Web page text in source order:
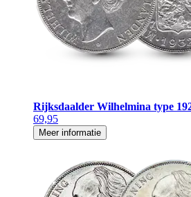
Rijksdaalder Wilhelmina type
69,95
Meer informatie